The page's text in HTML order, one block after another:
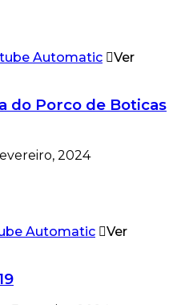
Ver
do Porco de Boticas
2024
Ver